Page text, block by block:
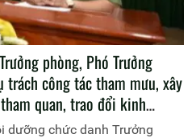
phòng, Phó Trưởng
trách công tác tham mưu, xây
quan, trao đổi kinh
tỉnh Bà Rịa - Vũng Tàu
dưỡng chức danh Trưởng